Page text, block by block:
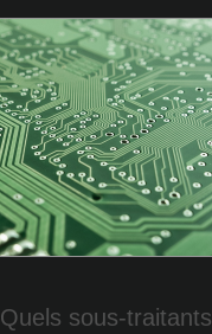
Quels sous-traitants